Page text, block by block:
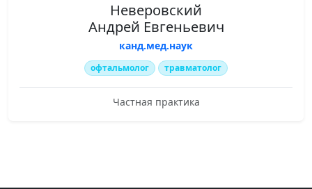
Неверовский
Андрей Евгеньевич
канд.мед.наук
офтальмолог травматолог
Частная практика